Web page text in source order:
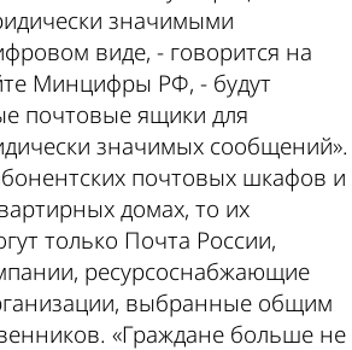
значимыми
виде, - говорится на
Минцифры РФ, - будут
почтовые ящики для
значимых сообщений».
почтовых шкафов и
домах, то их
только Почта России,
ресурсоснабжающие
выбранные общим
«Граждане больше не